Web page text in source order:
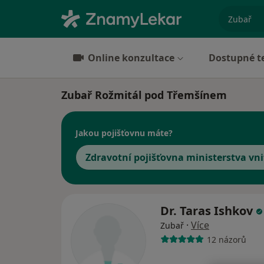
Online konzultace Dostupné
Zubař Rožmitál pod Třemšínem
Jakou pojišťovnu máte?
Zdravotní pojišťovna ministerstva
Dr. Taras Ishkov
Zubař · Více
12 názorů